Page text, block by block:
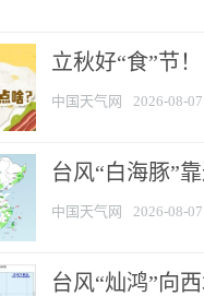
立秋好“食”节
中国天气网 2026-08-07
台风“白海豚”
中国天气网 2026-08-07
台风“灿鸿”向